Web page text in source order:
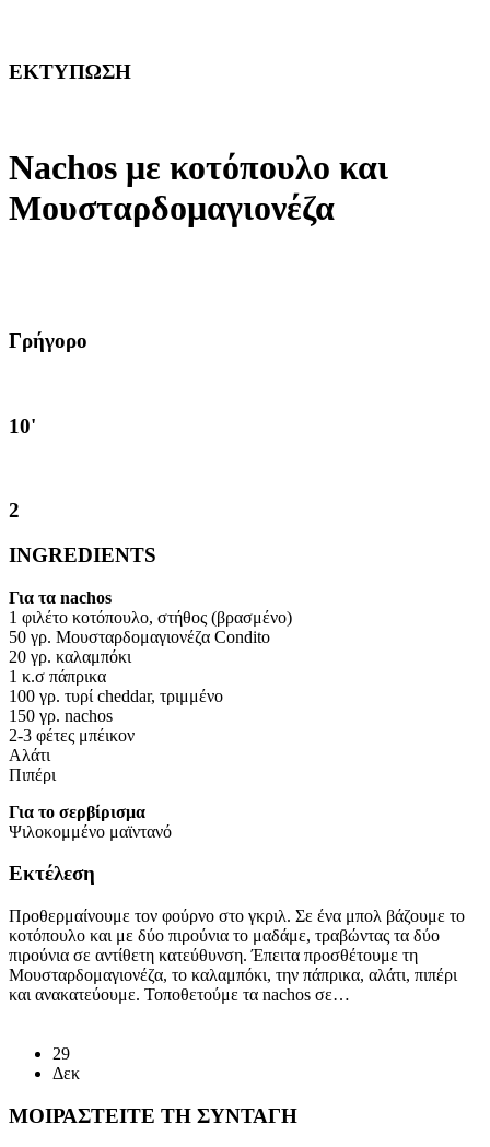
ΕΚΤΥΠΩΣΗ
Nachos με κοτόπουλο και
Μουσταρδομαγιονέζα
Γρήγορο
10'
2
INGREDIENTS
Για τα nachos
1 φιλέτο κοτόπουλο, στήθος (βρασμένο)
50 γρ. Μουσταρδομαγιονέζα Condito
20 γρ. καλαμπόκι
1 κ.σ πάπρικα
100 γρ. τυρί cheddar, τριμμένο
150 γρ. nachos
2-3 φέτες μπέικον
Αλάτι
Πιπέρι
Για το σερβίρισμα
Ψιλοκομμένο μαϊντανό
Εκτέλεση
Προθερμαίνουμε τον φούρνο στο γκριλ. Σε ένα μπολ βάζουμε το
κοτόπουλο και με δύο πιρούνια το μαδάμε, τραβώντας τα δύο
πιρούνια σε αντίθετη κατεύθυνση. Έπειτα προσθέτουμε τη
Μουσταρδομαγιονέζα, το καλαμπόκι, την πάπρικα, αλάτι, πιπέρι
και ανακατεύουμε. Τοποθετούμε τα nachos σε…
29
Δεκ
ΜΟΙΡΑΣΤΕΙΤΕ ΤΗ ΣΥΝΤΑΓΗ